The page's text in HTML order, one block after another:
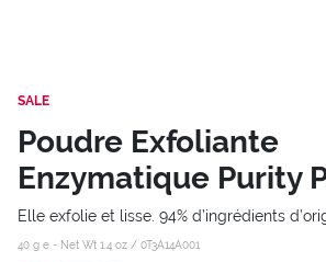
SALE
Poudre Exfoliante
Enzymatique Purity
Elle exfolie et lisse. 94% d’ingrédients
40 g e - Net Wt 1.4 oz / 0T3A14A001